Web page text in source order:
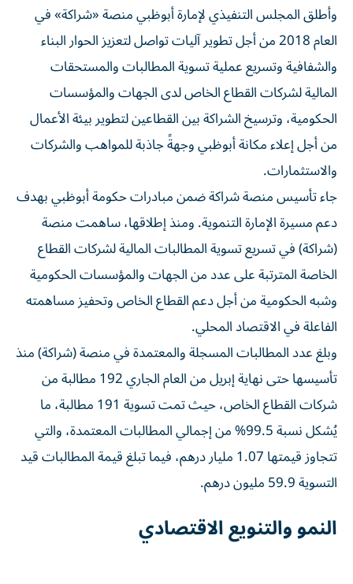
وأطلق المجلس التنفيذي لإمارة أبوظبي منصة «شراكة» في
العام 2018 من أجل تطوير آليات تواصل لتعزيز الحوار البناء
والشفافية وتسريع عملية تسوية المطالبات والمستحقات
المالية لشركات القطاع الخاص لدى الجهات والمؤسسات
الحكومية، وترسيخ الشراكة بين القطاعين لتطوير بيئة الأعمال
من أجل إعلاء مكانة أبوظبي وجهةً جاذبة للمواهب والشركات
والاستثمارات.
جاء تأسيس منصة شراكة ضمن مبادرات حكومة أبوظبي بهدف
دعم مسيرة الإمارة التنموية. ومنذ إطلاقها، ساهمت منصة
(شراكة) في تسريع تسوية المطالبات المالية لشركات القطاع
الخاصة المترتبة على عدد من الجهات والمؤسسات الحكومية
وشبه الحكومية من أجل دعم القطاع الخاص وتحفيز مساهمته
الفاعلة في الاقتصاد المحلي.
وبلغ عدد المطالبات المسجلة والمعتمدة في منصة (شراكة) منذ
تأسيسها حتى نهاية إبريل من العام الجاري 192 مطالبة من
شركات القطاع الخاص، حيث تمت تسوية 191 مطالبة، ما
يُشكل نسبة 99.5% من إجمالي المطالبات المعتمدة، والتي
تتجاوز قيمتها 1.07 مليار درهم، فيما تبلغ قيمة المطالبات قيد
التسوية 59.9 مليون درهم.
النمو والتنويع الاقتصادي